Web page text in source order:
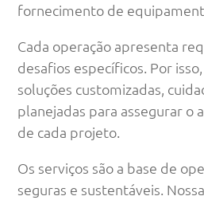
fornecimento de
Cada operação apresenta
desafios específicos. Por
soluções customizadas,
planejadas para assegurar o
de cada projeto.
Os serviços são a base de
seguras e sustentáveis.